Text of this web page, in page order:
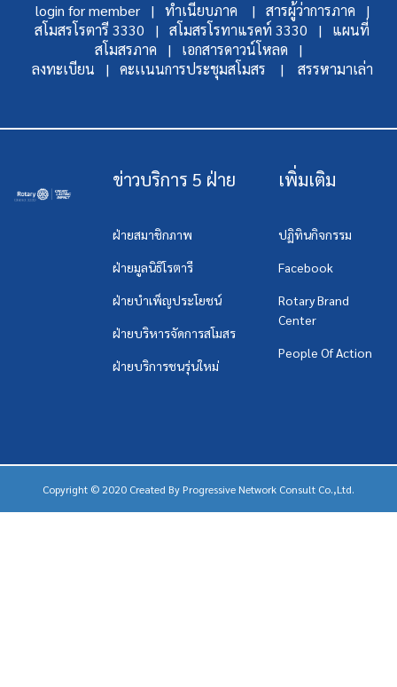
login for member | ทำเนียบภาค |
สารผู้ว่าการภาค |
สโมสรโรตารี 3330 |
สโมสรโรทาแรคท์ 3330 |
แผนที่
สโมสรภาค |
เอกสารดาวน์โหลด |
ลงทะเบียน |
คะเเนนการประชุมสโมสร | สรรหามาเล่า
ข่าวบริการ 5 ฝ่าย
ฝ่ายสมาชิกภาพ
ฝ่ายมูลนิธิโรตารี
ฝ่ายบำเพ็ญประโยชน์
ฝ่ายบริหารจัดการสโมสร
ฝ่ายบริการชนรุ่นใหม่
เพิ่มเติม
ปฏิทินกิจกรรม
Facebook
Rotary Brand
Center
People Of Action
Copyright © 2020 Created By Progressive Network Consult Co.,Ltd.